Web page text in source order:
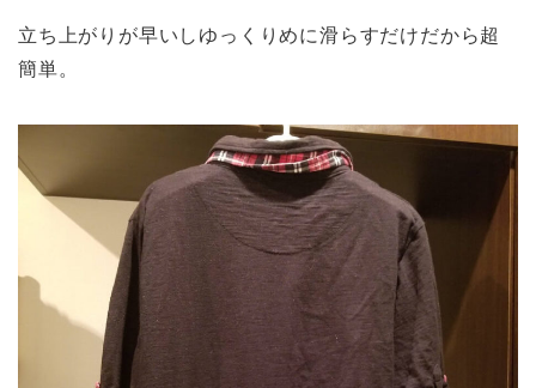
立ち上がりが早いしゆっくりめに滑らすだけだから超
簡単。